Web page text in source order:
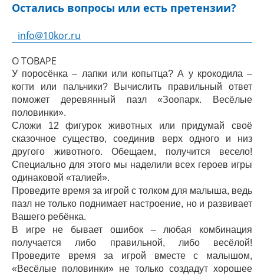
Остались вопросы или есть претензии?
info@10kor.ru
О ТОВАРЕ
У поросёнка – лапки или копытца? А у крокодила –
когти или пальчики? Вычислить правильный ответ
поможет деревянный пазл «Зоопарк. Весёлые
половинки».
Сложи 12 фигурок животных или придумай своё
сказочное существо, соединив верх одного и низ
другого животного. Обещаем, получится весело!
Специально для этого мы наделили всех героев игры
одинаковой «талией».
Проведите время за игрой с толком для малыша, ведь
пазл не только поднимает настроение, но и развивает
Вашего ребёнка.
В игре не бывает ошибок – любая комбинация
получается либо правильной, либо весёлой!
Проведите время за игрой вместе с малышом,
«Весёлые половинки» не только создадут хорошее